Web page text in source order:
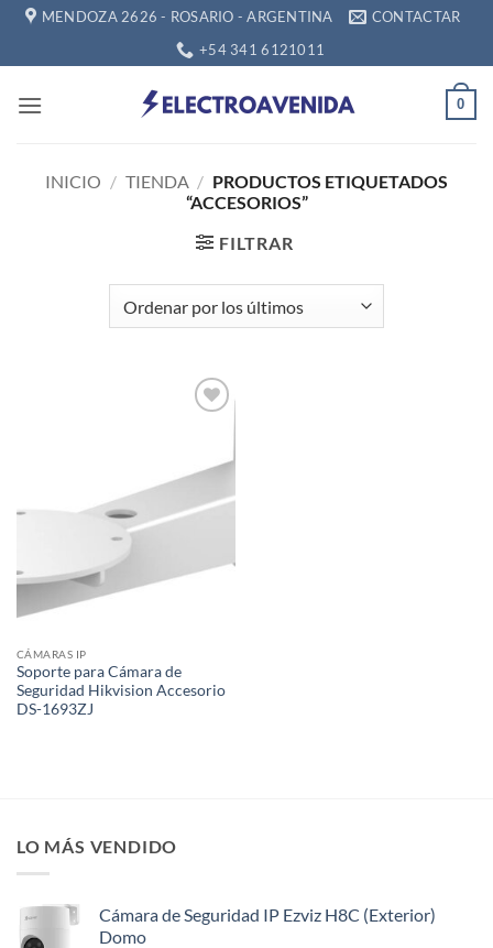
Saltar
contenido
MENDOZA 2626 - ROSARIO - ARGENTINA
CONTACTAR
+54 341 6121011
0
INICIO / TIENDA / PRODUCTOS ETIQUETADOS
“ACCESORIOS”
FILTRAR
deseos
CÁMARAS IP
Soporte para Cámara de
Seguridad Hikvision Accesorio
DS-1693ZJ
LO MÁS VENDIDO
Cámara de Seguridad IP Ezviz H8C (Exterior)
Domo